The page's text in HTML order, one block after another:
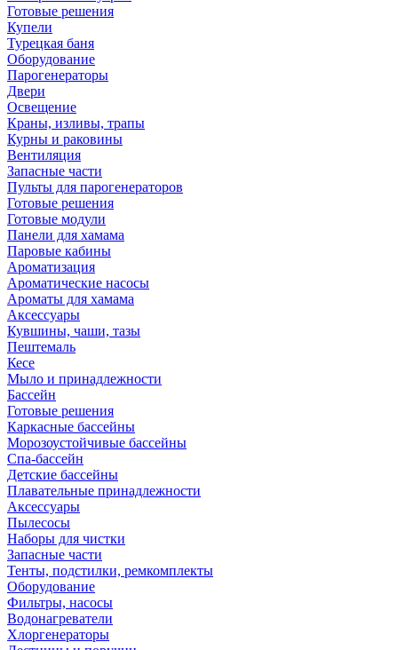
Готовые решения
Купели
Турецкая баня
Оборудование
Парогенераторы
Двери
Освещение
Краны, изливы, трапы
Курны и раковины
Вентиляция
Запасные части
Пульты для парогенераторов
Готовые решения
Готовые модули
Панели для хамама
Паровые кабины
Ароматизация
Ароматические насосы
Ароматы для хамама
Аксессуары
Кувшины, чаши, тазы
Пештемаль
Кесе
Мыло и принадлежности
Бассейн
Готовые решения
Каркасные бассейны
Морозоустойчивые бассейны
Спа-бассейн
Детские бассейны
Плавательные принадлежности
Аксессуары
Пылесосы
Наборы для чистки
Запасные части
Тенты, подстилки, ремкомплекты
Оборудование
Фильтры, насосы
Водонагреватели
Хлоргенераторы